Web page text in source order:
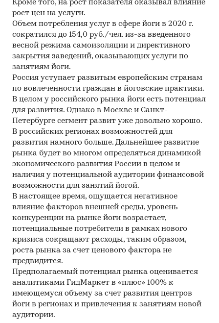
Кроме того, на рост показателя оказывал влияние
рост цен на услуги.
Объем потребления услуг в сфере йоги в 2020 г.
сократился до 154,0 руб./чел. из-за введенного
весной режима самоизоляции и директивного
закрытия заведений, оказывающих услуги по
занятиям йоги.
Россия уступает развитым европейским странам
по вовлеченности граждан в йоговские практики.
В целом у российского рынка йоги есть потенциал
для развития. Однако в Москве и Санкт-
Петербурге сегмент развит уже довольно хорошо.
В российских регионах возможностей для
развития намного больше. Дальнейшее развитие
рынка будет во многом определяться динамикой
экономического развития России в целом и
наличия у потенциальной аудитории финансовой
возможности для занятий йогой.
В настоящее время, ощущается негативное
влияние факторов внешней среды, уровень
конкуренции на рынке йоги возрастает,
потенциальные потребители в рамках нового
кризиса сокращают расходы, таким образом,
роста рынка за счет ценового фактора не
предвидится.
Предполагаемый потенциал рынка оценивается
аналитиками ГидМаркет в «плюс» 100% к
имеющемуся объему за счет развития центров
йоги в регионах и привлечения к занятиям новой
аудитории.